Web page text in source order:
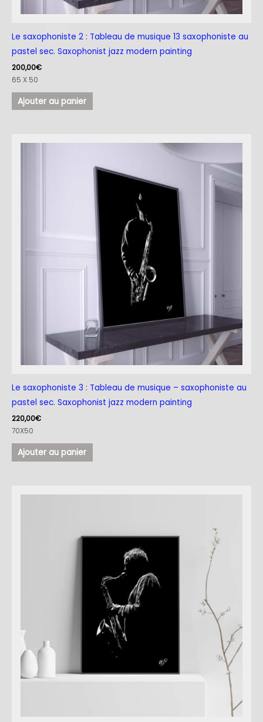
Le saxophoniste 2 : Tableau de musique 13 saxophoniste au
pastel sec. Saxophonist jazz modern painting
200,00€
65 X 50
Ajouter au panier
Le saxophoniste 3 : Tableau de musique – saxophoniste au
pastel sec. Saxophonist jazz modern painting
220,00€
70X50
Ajouter au panier